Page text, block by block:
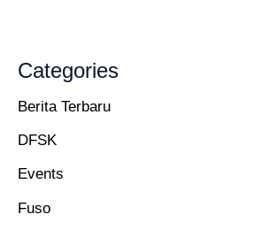
Categories
Berita Terbaru
DFSK
Events
Fuso